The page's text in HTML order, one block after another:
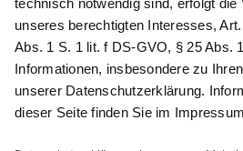
Wir verarbeiten Ihre Daten gemäß
Datenschutzerklärung .